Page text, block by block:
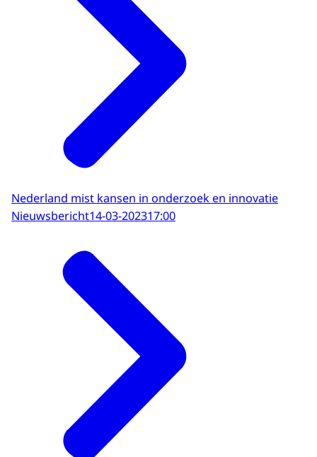
Nederland mist kansen in onderzoek en innovatie
Nieuwsbericht14-03-202317:00